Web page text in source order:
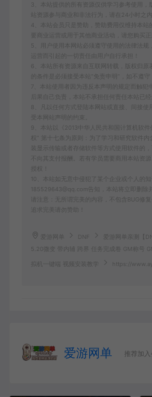
3、本站提供的所有资源仅供学习参考使用，
站资源参与商业和非法行为，请在24小时之内
4、本站会员只是赞助，赞助费用仅维持本站
要商业运营或用于其他商业活动，请您购买
5、用户使用本网站必须遵守使用的法律法规
6、本站所有资源来自互联网转载，版权归原
的条件是必须接受本站“免责申明”，如不遵
7、本站使用者因为违反本声明的规定而触犯
后果自己负责，本站不承担任何责任本站已经
8、凡以任何方式登陆本网站或直接、间接使
受本网站声明的约束。
9、本站以《2013中华人民共和国计算机软件
权” 第十七条为原则：为了学习和研究软件内
装显示传输或者存储软件等方式使用软件的
不向其支付报酬。若有学员需要商用本站资
10、本站如无意中侵犯了某个企业或个人的
185529643@qq.com告知，本站将立即删除
请注意：无所谓完美的内容，不包含BUG修
追求完美请勿赞助！
爱游网单 DNF
爱游网单亲测【
5.20微变 带内辅 跨界 任务完成卷 GM称号
拟机一键端 视频安装教学 https://
爱游网单 推荐加